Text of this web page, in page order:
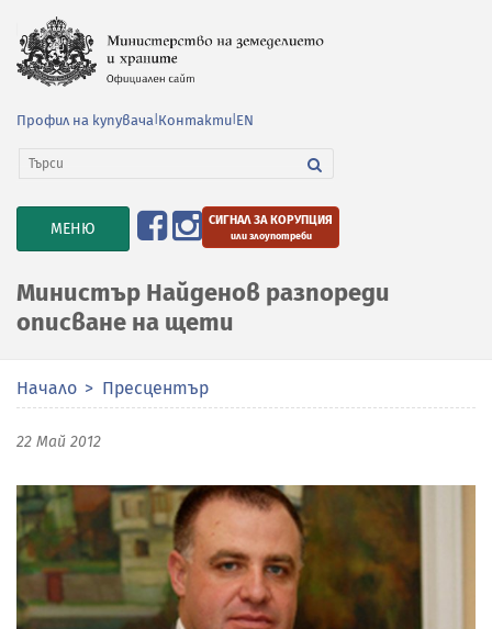
Профил на купувача Контакти EN
TOGGLE
NAVIGATION
МЕНЮ СИГНАЛ ЗА КОРУПЦИЯ
или злоупотреби
Министър Найденов разпореди
описване на щети
Начало Пресцентър
22 Май 2012